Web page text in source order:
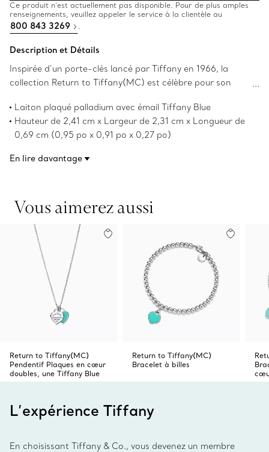
Ce produit n’est actuellement pas disponible. Pour de plus amples
renseignements, veuillez appeler le service à la clientèle au
800 843 3269 .
Description et Détails
Inspirée d’un porte-clés lancé par Tiffany en 1966, la
collection Return to Tiffany(MC) est célèbre pour son
en forme de cœur est confectionné en laiton plaqué
palladium avec un fini émail Tiffany Blue. Portez
cette pièce pour ajouter une touche remarquable à votre
Laiton plaqué palladium avec émail Tiffany Blue
Hauteur de 2,41 cm x Largeur de 2,31 cm x Longueur de
0,69 cm (0,95 po x 0,91 po x 0,27 po)
En lire davantage
Vous aimerez aussi
Return to Tiffany(MC)
Pendentif Plaques en cœur
doubles, une Tiffany Blue
Return to Tiffany(MC)
Bracelet à billes
L’expérience Tiffany
En choisissant Tiffany & Co., vous devenez un membre